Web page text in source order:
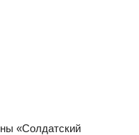
«Солдатский